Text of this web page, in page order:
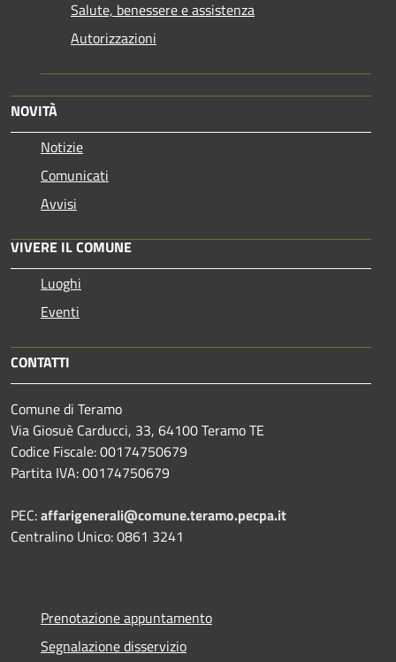
Salute, benessere e assistenza
Autorizzazioni
NOVITÀ
Notizie
Comunicati
Avvisi
VIVERE IL COMUNE
Luoghi
Eventi
CONTATTI
Comune di Teramo
Via Giosuè Carducci, 33, 64100 Teramo TE
Codice Fiscale: 00174750679
Partita IVA: 00174750679
PEC:affarigenerali@comune.teramo.pecpa.it
Centralino Unico: 0861 3241
Prenotazione appuntamento
Segnalazione disservizio